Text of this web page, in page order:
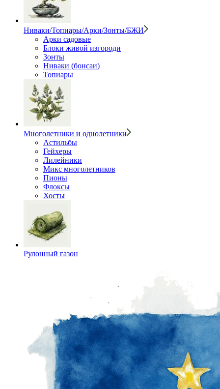
Ниваки/Топиары/Арки/Зонты/БЖИ
Арки садовые
Блоки живой изгороди
Зонты
Ниваки (бонсаи)
Топиары
Многолетники и однолетники
Астильбы
Гейхеры
Лилейники
Микс многолетников
Пионы
Флоксы
Хосты
Рулонный газон